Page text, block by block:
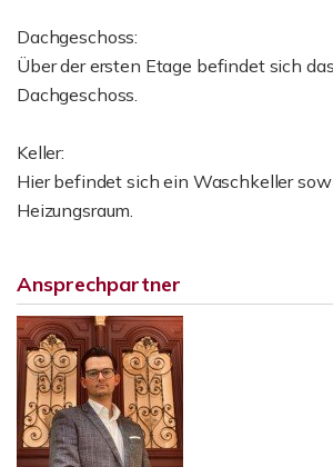
Dachgeschoss:
Über der ersten Etage befindet sich
Dachgeschoss.
Keller:
Hier befindet sich ein Waschkeller
Heizungsraum.
Ansprechpartner